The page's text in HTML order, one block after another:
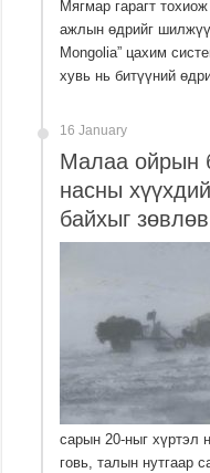
Мягмар гарагт
ажлын өдрийг
Mongolia” цахим
хувь нь битүүний
16 January
Малаа ойрын
насны
байхыг зөвлөв
сарын 20-ныг хүртэл
говь, талын нутгаар